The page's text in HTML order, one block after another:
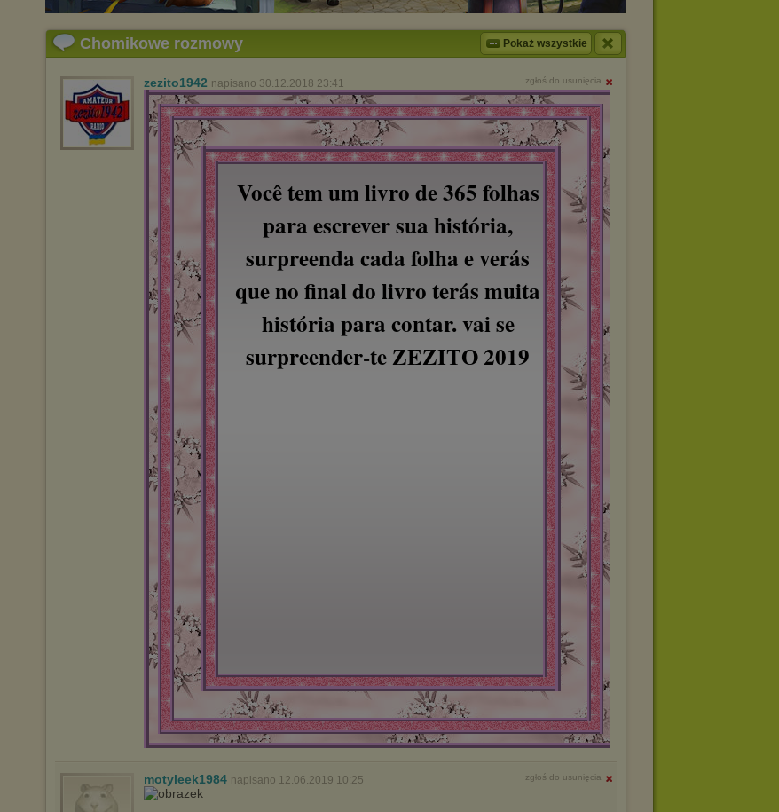
Chomikowe rozmowy Pokaż wszystkie
zezito1942 napisano 30.12.2018 23:41 zgłoś do usunięcia
Você tem um livro de 365 folhas
para escrever sua história,
surpreenda cada folha e verás
que no final do livro terás muita
história para contar. vai se
surpreender-te ZEZITO 2019
motyleek1984 napisano 12.06.2019 10:25 zgłoś do usunięcia